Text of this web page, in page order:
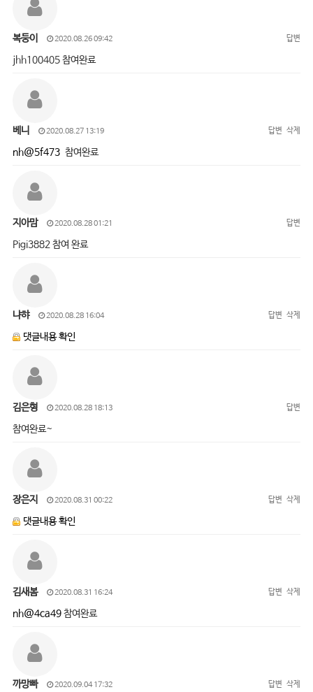
복둥이 2020.08.26 09:42 답변
jhh100405 참여완료
베니 2020.08.27 13:19 답변 삭제
nh@5f473참여완료
지아맘 2020.08.28 01:21 답변
Pigi3882 참여 완료
냐햐 2020.08.28 16:04 답변 삭제
댓글내용 확인
김은형 2020.08.28 18:13 답변
참여완료~
장은지 2020.08.31 00:22 답변 삭제
댓글내용 확인
김새봄 2020.08.31 16:24 답변 삭제
nh@4ca49참여완료
까망빠 2020.09.04 17:32 답변 삭제